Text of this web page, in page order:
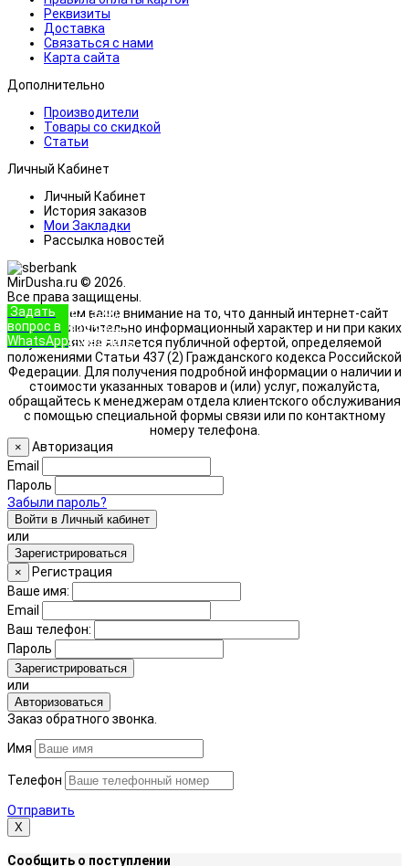
Реквизиты
Доставка
Связаться с нами
Карта сайта
Дополнительно
Производители
Товары со скидкой
Статьи
Личный Кабинет
Личный Кабинет
История заказов
Мои Закладки
Рассылка новостей
MirDusha.ru © 2026.
Все права защищены.
Обращаем ваше внимание на то, что данный интернет-сайт
носит исключительно информационный характер и ни при каких
условиях не является публичной офертой, определяемой
положениями Статьи 437 (2) Гражданского кодекса Российской
Федерации. Для получения подробной информации о наличии и
стоимости указанных товаров и (или) услуг, пожалуйста,
обращайтесь к менеджерам отдела клиентского обслуживания
с помощью специальной формы связи или по контактному
номеру телефона.
Задать
вопрос в
WhatsApp
+7 (933)
888-8322
Позвонить
×
Авторизация
Email
Пароль
Забыли пароль?
Войти в Личный кабинет
или
Зарегистрироваться
×
Регистрация
Ваше имя:
Email
Ваш телефон:
Пароль
Зарегистрироваться
или
Авторизоваться
Заказ обратного звонка.
Имя
Телефон
Отправить
Х
Сообщить о поступлении